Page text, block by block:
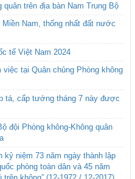
quân trên địa bàn Nam Trung Bộ
Miền Nam, thống nhất đất nước
tế Việt Nam 2024
tại Quân chủng Phòng không
tá, cấp tướng tháng 7 này được
đội Phòng không-Không quân
niệm 73 năm ngày thành lập
phòng toàn dân và 45 năm